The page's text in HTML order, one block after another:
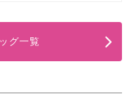
グ一覧